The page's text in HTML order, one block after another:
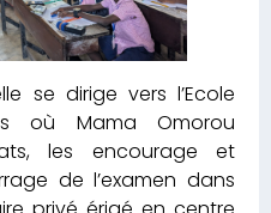
se dirige vers l’Ecole
où Mama Omorou
les encourage et
de l’examen dans